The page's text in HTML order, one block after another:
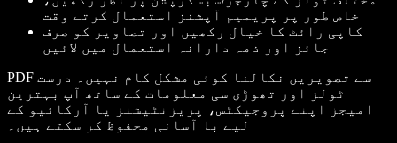
خاص طور پر پریمیم آپشنز استعمال کرتے وقت
کاپی رائٹ کا خیال رکھیں اور تصاویر کو صرف
جائز اور ذمہ دارانہ استعمال میں لائیں
PDF سے تصویریں نکالنا کوئی مشکل کام نہیں۔ درست
ٹولز اور تھوڑی سی معلومات کے ساتھ آپ بہترین
امیجز اپنے پروجیکٹس، پریزنٹیشنز یا آرکائیو کے
لیے با آسانی محفوظ کر سکتے ہیں۔